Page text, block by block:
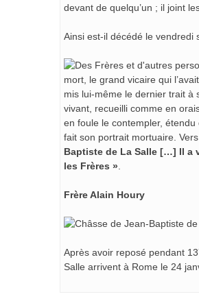
devant de quelqu’un ; il joint
Ainsi est-il décédé le vendredi
mort, le grand vicaire qui
mis lui-même le dernier trait à
vivant, recueilli comme en
en foule le contempler,
fait son portrait mortuaire.
Baptiste de La Salle […] Il a
les Frères ».
Frère Alain Houry
Après avoir reposé pendant
Salle arrivent à Rome le 24